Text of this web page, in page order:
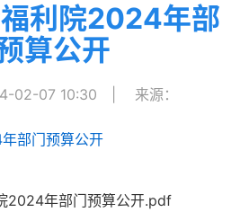
利院2024年部
算公开
02-07 10:30 来源：
部门预算公开
2024年部门预算公开.pdf